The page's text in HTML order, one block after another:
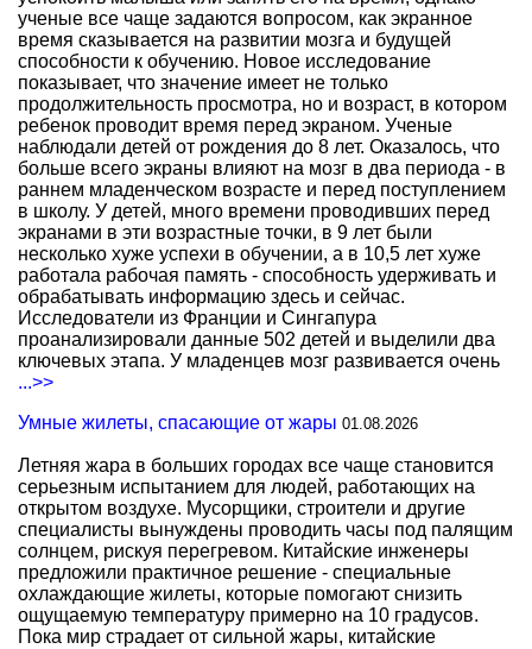
ученые все чаще задаются вопросом, как экранное
время сказывается на развитии мозга и будущей
способности к обучению. Новое исследование
показывает, что значение имеет не только
продолжительность просмотра, но и возраст, в котором
ребенок проводит время перед экраном. Ученые
наблюдали детей от рождения до 8 лет. Оказалось, что
больше всего экраны влияют на мозг в два периода - в
раннем младенческом возрасте и перед поступлением
в школу. У детей, много времени проводивших перед
экранами в эти возрастные точки, в 9 лет были
несколько хуже успехи в обучении, а в 10,5 лет хуже
работала рабочая память - способность удерживать и
обрабатывать информацию здесь и сейчас.
Исследователи из Франции и Сингапура
проанализировали данные 502 детей и выделили два
ключевых этапа. У младенцев мозг развивается очень
...>>
Умные жилеты, спасающие от жары 01.08.2026
Летняя жара в больших городах все чаще становится
серьезным испытанием для людей, работающих на
открытом воздухе. Мусорщики, строители и другие
специалисты вынуждены проводить часы под палящим
солнцем, рискуя перегревом. Китайские инженеры
предложили практичное решение - специальные
охлаждающие жилеты, которые помогают снизить
ощущаемую температуру примерно на 10 градусов.
Пока мир страдает от сильной жары, китайские